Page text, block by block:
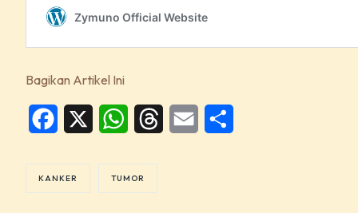
Bagikan Artikel Ini
Facebook WhatsApp
Threads Email
KANKER TUMOR